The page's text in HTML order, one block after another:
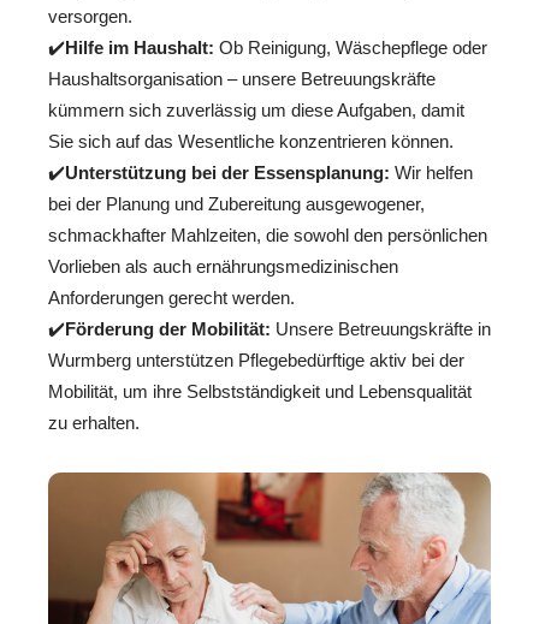
versorgen.
✔️Hilfe im Haushalt: Ob Reinigung, Wäschepflege oder
Haushaltsorganisation – unsere Betreuungskräfte
kümmern sich zuverlässig um diese Aufgaben, damit
Sie sich auf das Wesentliche konzentrieren können.
✔️Unterstützung bei der Essensplanung: Wir helfen
bei der Planung und Zubereitung ausgewogener,
schmackhafter Mahlzeiten, die sowohl den persönlichen
Vorlieben als auch ernährungsmedizinischen
Anforderungen gerecht werden.
✔️Förderung der Mobilität: Unsere Betreuungskräfte in
Wurmberg unterstützen Pflegebedürftige aktiv bei der
Mobilität, um ihre Selbstständigkeit und Lebensqualität
zu erhalten.